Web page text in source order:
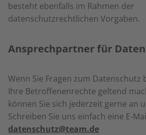
besteht ebenfalls im Rahmen der
datenschutzrechtlichen Vorgaben.
Ansprechpartner für
Wenn Sie Fragen zum Datenschutz
Ihre Betroffenenrechte geltend
können Sie sich jederzeit gerne an
Schreiben Sie uns einfach eine E-
datenschutz@team.de